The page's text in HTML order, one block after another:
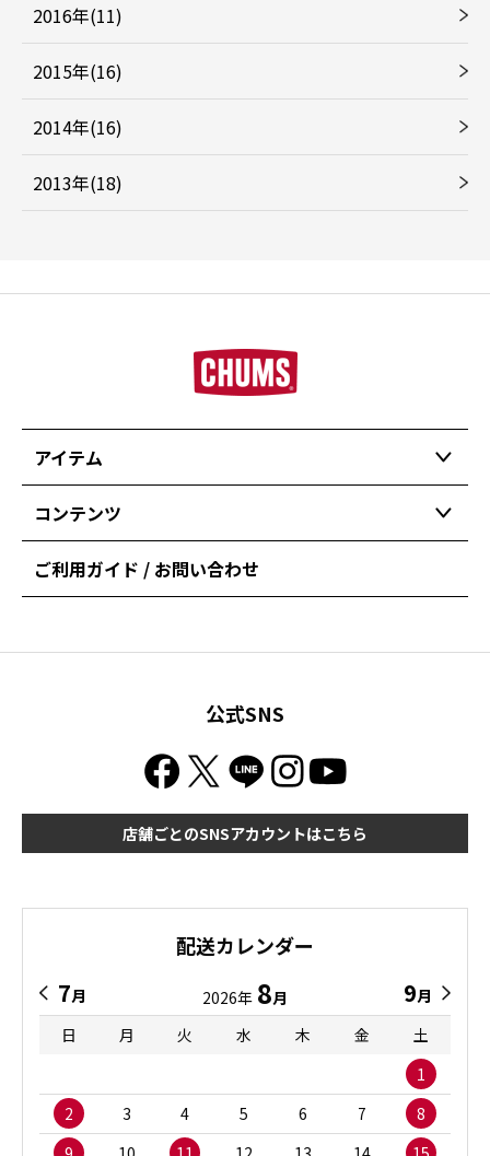
2016年(11)
2015年(16)
2014年(16)
2013年(18)
アイテム
コンテンツ
ご利用ガイド / お問い合わせ
公式SNS
店舗ごとのSNSアカウントはこちら
配送カレンダー
7月 2026年 8月 9月
日
月 火 水 木 金
土
1
2
3 4 5 6 7
8